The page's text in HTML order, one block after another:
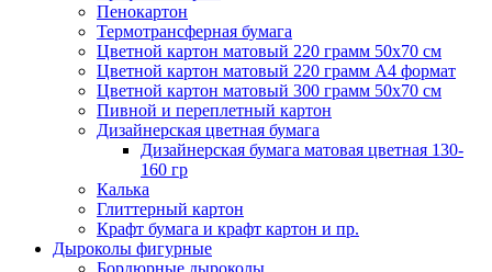
Пенокартон
Термотрансферная бумага
Цветной картон матовый 220 грамм 50х70 см
Цветной картон матовый 220 грамм A4 формат
Цветной картон матовый 300 грамм 50х70 см
Пивной и переплетный картон
Дизайнерская цветная бумага
Дизайнерская бумага матовая цветная 130-
160 гр
Калька
Глиттерный картон
Крафт бумага и крафт картон и пр.
Дыроколы фигурные
Бордюрные дыроколы